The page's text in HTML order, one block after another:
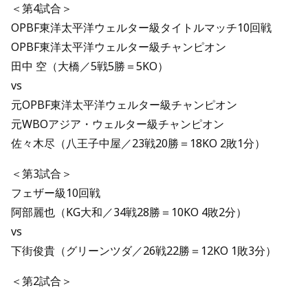
＜第4試合＞
OPBF東洋太平洋ウェルター級タイトルマッチ10回戦
OPBF東洋太平洋ウェルター級チャンピオン
田中 空（大橋／5戦5勝＝5KO）
vs
元OPBF東洋太平洋ウェルター級チャンピオン
元WBOアジア・ウェルター級チャンピオン
佐々木尽（八王子中屋／23戦20勝＝18KO 2敗1分）
＜第3試合＞
フェザー級10回戦
阿部麗也（KG大和／34戦28勝＝10KO 4敗2分）
vs
下街俊貴（グリーンツダ／26戦22勝＝12KO 1敗3分）
＜第2試合＞